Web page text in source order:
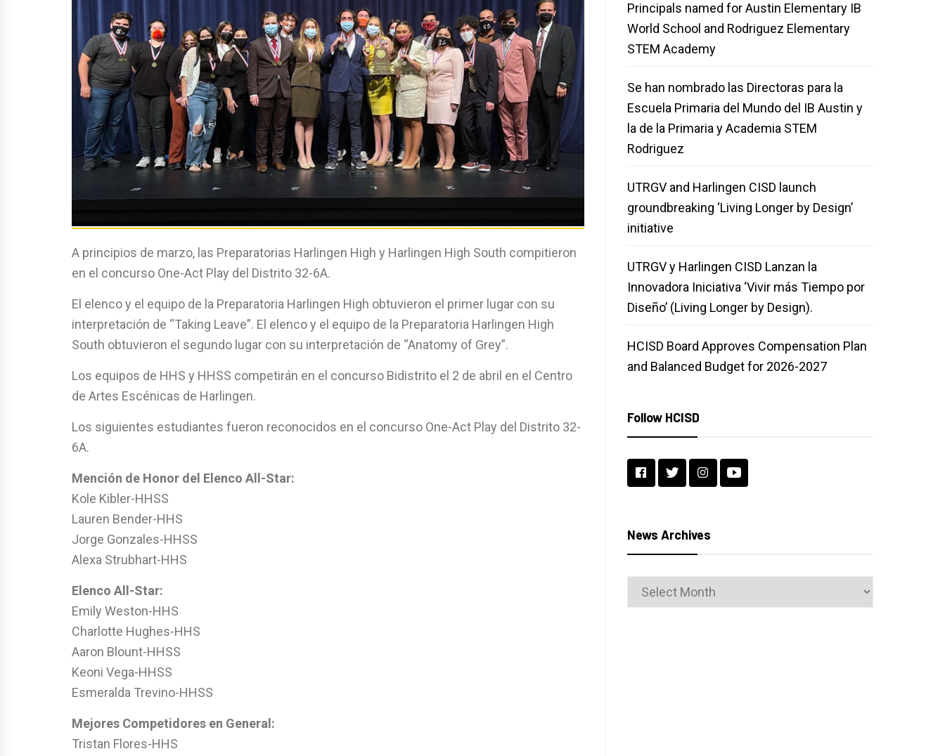
A principios de marzo, las Preparatorias Harlingen High y Harlingen High South compitieron
en el concurso One-Act Play del Distrito 32-6A.
El elenco y el equipo de la Preparatoria Harlingen High obtuvieron el primer lugar con su
interpretación de “Taking Leave”. El elenco y el equipo de la Preparatoria Harlingen High
South obtuvieron el segundo lugar con su interpretación de “Anatomy of Grey”.
Los equipos de HHS y HHSS competirán en el concurso Bidistrito el 2 de abril en el Centro
de Artes Escénicas de Harlingen.
Los siguientes estudiantes fueron reconocidos en el concurso One-Act Play del Distrito 32-
6A.
Mención de Honor del Elenco All-Star:
Kole Kibler-HHSS
Lauren Bender-HHS
Jorge Gonzales-HHSS
Alexa Strubhart-HHS
Elenco All-Star:
Emily Weston-HHS
Charlotte Hughes-HHS
Aaron Blount-HHSS
Keoni Vega-HHSS
Esmeralda Trevino-HHSS
Mejores Competidores en General:
Tristan Flores-HHS
Principals named for Austin Elementary IB
World School and Rodriguez Elementary
STEM Academy
Se han nombrado las Directoras para la
Escuela Primaria del Mundo del IB Austin y
la de la Primaria y Academia STEM
Rodriguez
UTRGV and Harlingen CISD launch
groundbreaking ‘Living Longer by Design’
initiative
UTRGV y Harlingen CISD Lanzan la
Innovadora Iniciativa ‘Vivir más Tiempo por
Diseño’ (Living Longer by Design).
HCISD Board Approves Compensation Plan
and Balanced Budget for 2026-2027
Follow HCISD
News Archives
News
Archives